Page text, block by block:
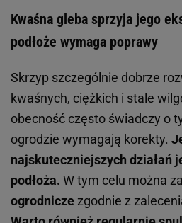
Kwaśna gleba sprzyja jego
podłoże wymaga poprawy
Skrzyp szczególnie dobrze
kwaśnych, ciężkich i stale
obecność często świadczy o
ogrodzie wymagają korekty.
najskuteczniejszych działań
podłoża. W tym celu można
ogrodnicze zgodnie z